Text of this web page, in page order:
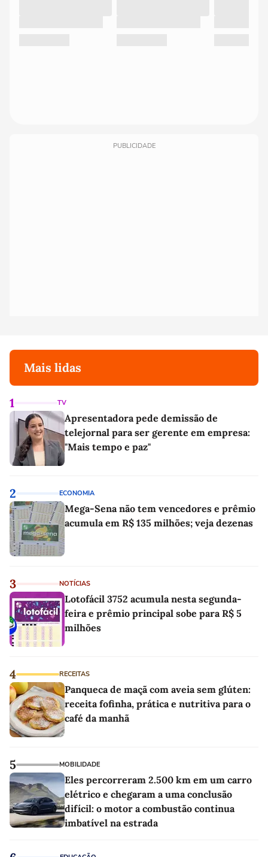
PUBLICIDADE
Mais lidas
1 TV
Apresentadora pede demissão de
telejornal para ser gerente em empresa:
"Mais tempo e paz"
2 ECONOMIA
Mega-Sena não tem vencedores e prêmio
acumula em R$ 135 milhões; veja dezenas
3 NOTÍCIAS
Lotofácil 3752 acumula nesta segunda-
feira e prêmio principal sobe para R$ 5
milhões
4 RECEITAS
Panqueca de maçã com aveia sem glúten:
receita fofinha, prática e nutritiva para o
café da manhã
5 MOBILIDADE
Eles percorreram 2.500 km em um carro
elétrico e chegaram a uma conclusão
difícil: o motor a combustão continua
imbatível na estrada